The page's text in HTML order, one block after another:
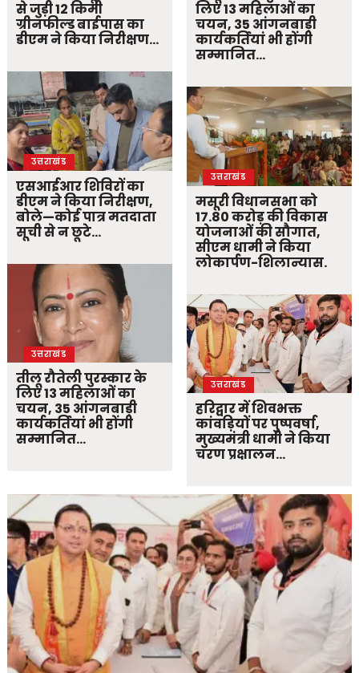
से जुड़ी 12 किमी
ग्रीनफील्ड बाईपास का
डीएम ने किया निरीक्षण…
उत्तराखंड
एसआईआर शिविरों का
डीएम ने किया निरीक्षण,
बोले—कोई पात्र मतदाता
सूची से न छूटे…
उत्तराखंड
तीलू रौतेली पुरस्कार के
लिए 13 महिलाओं का
चयन, 35 आंगनबाड़ी
कार्यकर्तियां भी होंगी
सम्मानित…
लिए 13 महिलाओं का
चयन, 35 आंगनबाड़ी
कार्यकर्तियां भी होंगी
सम्मानित…
उत्तराखंड
मसूरी विधानसभा को
17.80 करोड़ की विकास
योजनाओं की सौगात,
सीएम धामी ने किया
लोकार्पण-शिलान्यास.
उत्तराखंड
हरिद्वार में शिवभक्त
कांवड़ियों पर पुष्पवर्षा,
मुख्यमंत्री धामी ने किया
चरण प्रक्षालन…